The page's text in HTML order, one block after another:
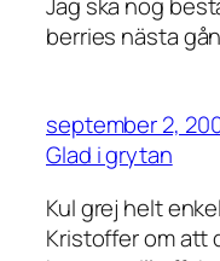
berries nästa
september 2,
Glad i grytan
Kul grej helt
Kristoffer om att